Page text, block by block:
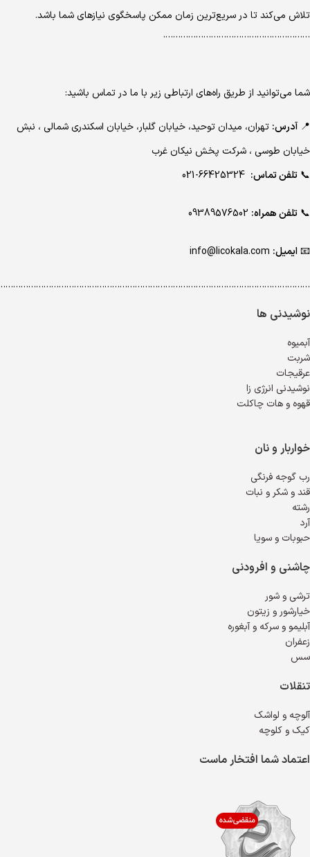
تلاش می‌کند تا در سریع‌ترین زمان ممکن پاسخگوی نیازهای شما باشد.
………………………………………………….
شما می‌توانید از طریق راه‌های ارتباطی زیر با ما در تماس باشید:
📍 آدرس: تهران، میدان توحید، خیابان گلبار، خیابان اسکندری شمالی ، نبش
خیابان طوسی ، شرکت پخش نیکان غرب
📞 تلفن تماس:
📞 تلفن همراه:
📧ایمیل:
نوشیدنی ها
آبمیوه
شربت
عرقیجات
نوشیدنی انرژی زا
قهوه و هات چاکلت
خواربار و نان
رب گوجه فرنگی
قند و شکر و نبات
رشته
آرد
حبوبات و سویا
چاشنی و افرودنی
ترشی و شور
خیارشور و زیتون
آبلیمو و سرکه و آبغوره
زعفران
سس
تنقلات
آلوچه و لواشک
کیک و کلوچه
اعتماد شما افتخار ماست